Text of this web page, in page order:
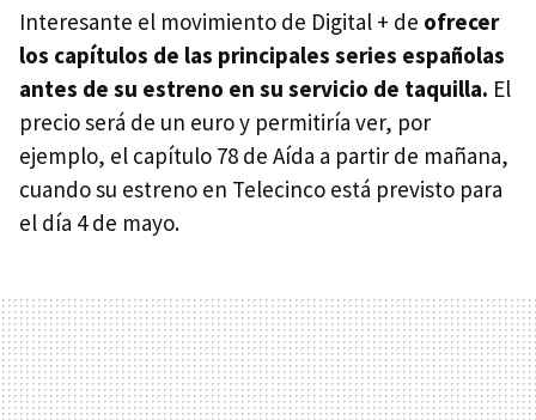
Interesante el movimiento de Digital + de ofrecer
los capítulos de las principales series españolas
antes de su estreno en su servicio de taquilla. El
precio será de un euro y permitiría ver, por
ejemplo, el capítulo 78 de Aída a partir de mañana,
cuando su estreno en Telecinco está previsto para
el día 4 de mayo.